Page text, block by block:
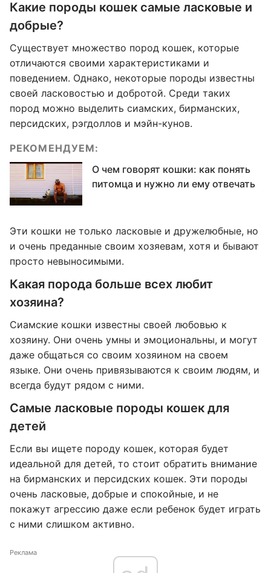
Какие породы кошек самые ласковые и
добрые?
Существует множество пород кошек, которые
отличаются своими характеристиками и
поведением. Однако, некоторые породы известны
своей ласковостью и добротой. Среди таких
пород можно выделить сиамских, бирманских,
персидских, рэгдоллов и мэйн-кунов.
РЕКОМЕНДУЕМ:
О чем говорят кошки: как понять
питомца и нужно ли ему отвечать
Эти кошки не только ласковые и дружелюбные, но
и очень преданные своим хозяевам, хотя и бывают
просто невыносимыми.
Какая порода больше всех любит
хозяина?
Сиамские кошки известны своей любовью к
хозяину. Они очень умны и эмоциональны, и могут
даже общаться со своим хозяином на своем
языке. Они очень привязываются к своим людям, и
всегда будут рядом с ними.
Самые ласковые породы кошек для
детей
Если вы ищете породу кошек, которая будет
идеальной для детей, то стоит обратить внимание
на бирманских и персидских кошек. Эти породы
очень ласковые, добрые и спокойные, и не
покажут агрессию даже если ребенок будет играть
с ними слишком активно.
Реклама